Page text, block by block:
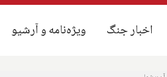
ویژه‌نامه و آرشیو اخبار جنگ ویژه‌نامه و آرشیو اخبار جنگ